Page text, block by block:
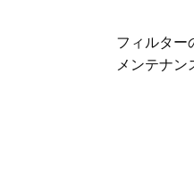
フィルター
メンテナン